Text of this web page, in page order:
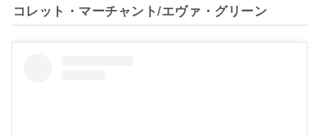
コレット・マーチャント/エヴァ・グリーン